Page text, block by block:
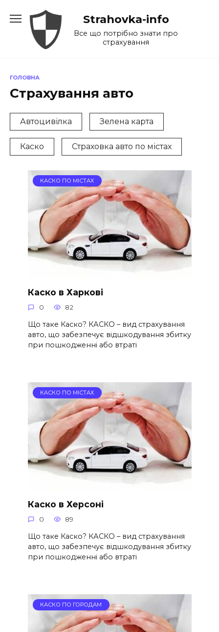
до
Strahovka-info
Все що потрібно знати про
страхування
ГОЛОВНА
Страхування авто
Автоцивілка Зелена карта
Каско Страховка авто по містах
КАСКО ПО МІСТАХ
Каско в Харкові
0 82
Що таке Каско? КАСКО – вид страхування
авто, що забезпечує відшкодування збитку
при пошкодженні або втраті
КАСКО ПО МІСТАХ
Каско в Херсоні
0 89
Що таке Каско? КАСКО – вид страхування
авто, що забезпечує відшкодування збитку
при пошкодженні або втраті
КАСКО ПО ГОРОДАМ